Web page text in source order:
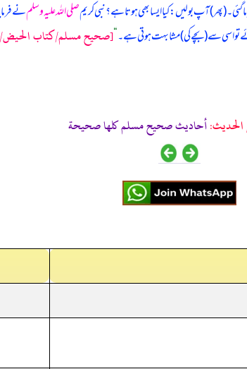
(پھر) آپ بولیں: کیا ایسا بھی ہوتا ہے؟ نبی کریمصلی اللہ علیہ وسلمنے
تو اسی سے (بچے کی) مشابہت ہوتی ہے۔“[صحيح مسلم/كتاب الحيض/
أحاديث صحيح مسلم كلها صحيحة